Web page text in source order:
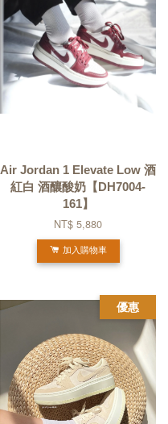
Air Jordan 1 Elevate Low 酒
紅白 酒釀酸奶【DH7004-
161】
NT$ 5,880
加入購物車
優惠